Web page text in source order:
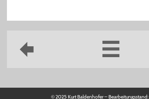
© 2025 Kurt Baldenhofer – Bearbeitungsstand: